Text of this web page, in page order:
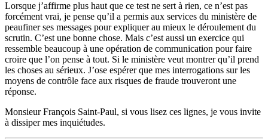
Lorsque j’affirme plus haut que ce test ne sert à rien, ce n’est pas
forcément vrai, je pense qu’il a permis aux services du ministère de
peaufiner ses messages pour expliquer au mieux le déroulement du
scrutin. C’est une bonne chose. Mais c’est aussi un exercice qui
ressemble beaucoup à une opération de communication pour faire
croire que l’on pense à tout. Si le ministère veut montrer qu’il prend
les choses au sérieux. J’ose espérer que mes interrogations sur les
moyens de contrôle face aux risques de fraude trouveront une
réponse.
Monsieur François Saint-Paul, si vous lisez ces lignes, je vous invite
à dissiper mes inquiétudes.